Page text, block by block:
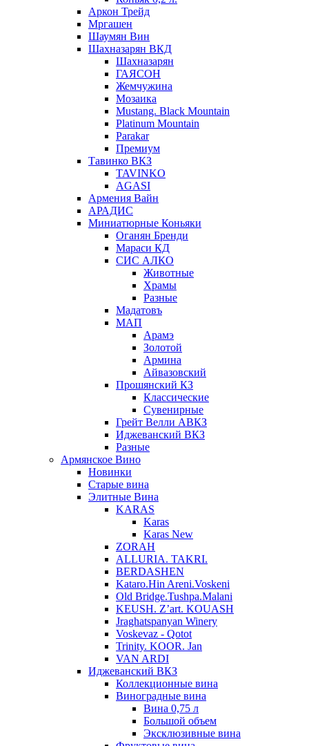
Аркон Трейд
Мргашен
Шаумян Вин
Шахназарян ВКД
Шахназарян
ГАЯСОН
Жемчужина
Мозаика
Mustang. Black Mountain
Platinum Mountain
Parakar
Премиум
Тавинко ВКЗ
TAVINKO
AGASI
Армения Вайн
АРАДИС
Миниатюрные Коньяки
Оганян Бренди
Мараси КД
СИС АЛКО
Животные
Храмы
Разные
Мадатовъ
МАП
Арамэ
Золотой
Армина
Айвазовский
Прошянский КЗ
Классические
Сувенирные
Грейт Велли АВКЗ
Иджеванский ВКЗ
Разные
Армянское Вино
Новинки
Старые вина
Элитные Вина
KARAS
Karas
Karas New
ZORAH
ALLURIA. TAKRI.
BERDASHEN
Kataro.Hin Areni.Voskeni
Old Bridge.Tushpa.Malani
KEUSH. Z’art. KOUASH
Jraghatspanyan Winery
Voskevaz - Qotot
Trinity. KOOR. Jan
VAN ARDI
Иджеванский ВКЗ
Коллекционные вина
Виноградные вина
Вина 0,75 л
Большой объем
Эксклюзивные вина